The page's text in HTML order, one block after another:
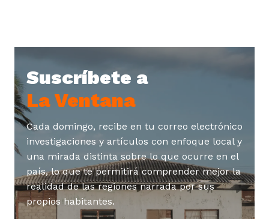
Suscríbete a
La Ventana
Cada domingo, recibe en tu correo electrónico
investigaciones y artículos con enfoque local y
una mirada distinta sobre lo que ocurre en el
país, lo que te permitirá comprender mejor la
realidad de las regiones narrada por sus
propios habitantes.